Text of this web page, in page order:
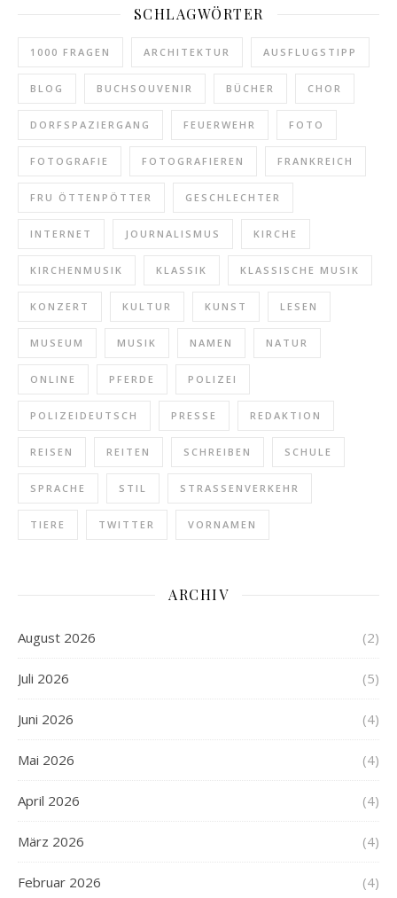
SCHLAGWÖRTER
1000 FRAGEN ARCHITEKTUR AUSFLUGSTIPP
BLOG BUCHSOUVENIR BÜCHER CHOR
DORFSPAZIERGANG FEUERWEHR FOTO
FOTOGRAFIE FOTOGRAFIEREN FRANKREICH
FRU ÖTTENPÖTTER GESCHLECHTER
INTERNET JOURNALISMUS KIRCHE
KIRCHENMUSIK KLASSIK KLASSISCHE MUSIK
KONZERT KULTUR KUNST LESEN
MUSEUM MUSIK NAMEN NATUR
ONLINE PFERDE POLIZEI
POLIZEIDEUTSCH PRESSE REDAKTION
REISEN REITEN SCHREIBEN SCHULE
SPRACHE STIL STRASSENVERKEHR
TIERE TWITTER VORNAMEN
ARCHIV
August 2026 (2)
Juli 2026 (5)
Juni 2026 (4)
Mai 2026 (4)
April 2026 (4)
März 2026 (4)
Februar 2026 (4)